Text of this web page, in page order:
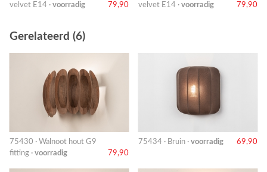
velvet E14 · voorradig 79,90
velvet E14 · voorradig 79,90
Gerelateerd (6)
75430 · Walnoot hout G9
fitting · voorradig 79,90
75434 · Bruin · voorradig 69,90